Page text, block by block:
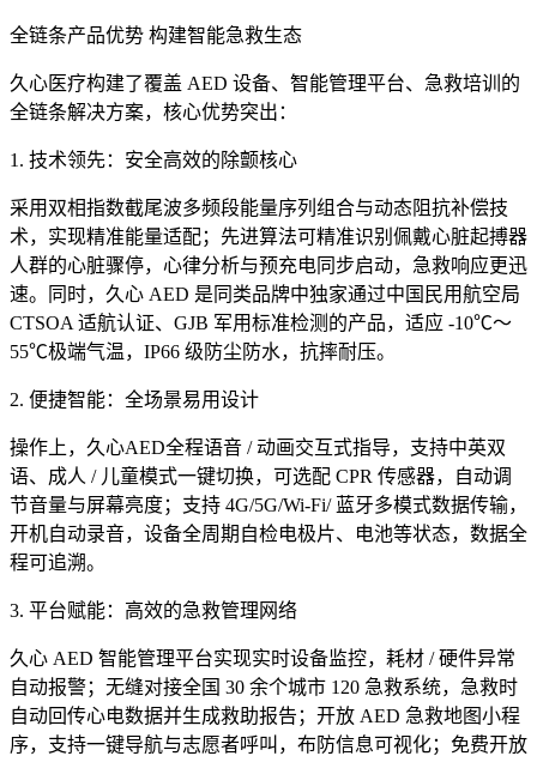
全链条产品优势 构建智能急救生态
久心医疗构建了覆盖 AED 设备、智能管理平台、急救培训的
全链条解决方案，核心优势突出：
1. 技术领先：安全高效的除颤核心
采用双相指数截尾波多频段能量序列组合与动态阻抗补偿技
术，实现精准能量适配；先进算法可精准识别佩戴心脏起搏器
人群的心脏骤停，心律分析与预充电同步启动，急救响应更迅
速。同时，久心 AED 是同类品牌中独家通过中国民用航空局
CTSOA 适航认证、GJB 军用标准检测的产品，适应 -10℃～
55℃极端气温，IP66 级防尘防水，抗摔耐压。
2. 便捷智能：全场景易用设计
操作上，久心AED全程语音 / 动画交互式指导，支持中英双
语、成人 / 儿童模式一键切换，可选配 CPR 传感器，自动调
节音量与屏幕亮度；支持 4G/5G/Wi-Fi/ 蓝牙多模式数据传输，
开机自动录音，设备全周期自检电极片、电池等状态，数据全
程可追溯。
3. 平台赋能：高效的急救管理网络
久心 AED 智能管理平台实现实时设备监控，耗材 / 硬件异常
自动报警；无缝对接全国 30 余个城市 120 急救系统，急救时
自动回传心电数据并生成救助报告；开放 AED 急救地图小程
序，支持一键导航与志愿者呼叫，布防信息可视化；免费开放